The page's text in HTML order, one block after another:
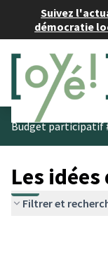
Suivez
démocratie
Budget participatif
Les
Filtrer et